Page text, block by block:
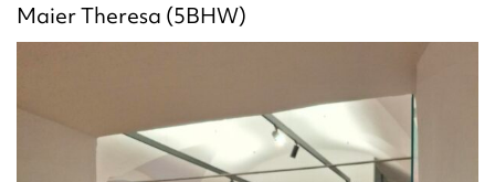
Maier Theresa (5BHW)